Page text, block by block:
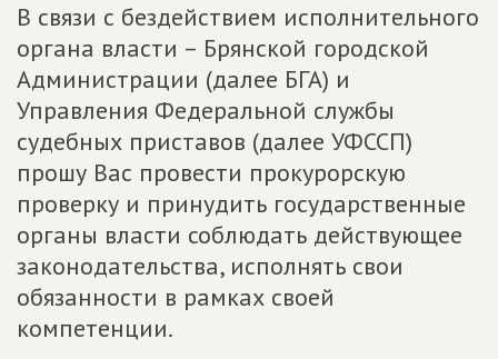
В связи с бездействием исполнительного
органа власти – Брянской городской
Администрации (далее БГА) и
Управления Федеральной службы
судебных приставов (далее УФССП)
прошу Вас провести прокурорскую
проверку и принудить государственные
органы власти соблюдать действующее
законодательства, исполнять свои
обязанности в рамках своей
компетенции.